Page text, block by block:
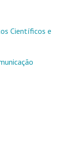
Científicos e